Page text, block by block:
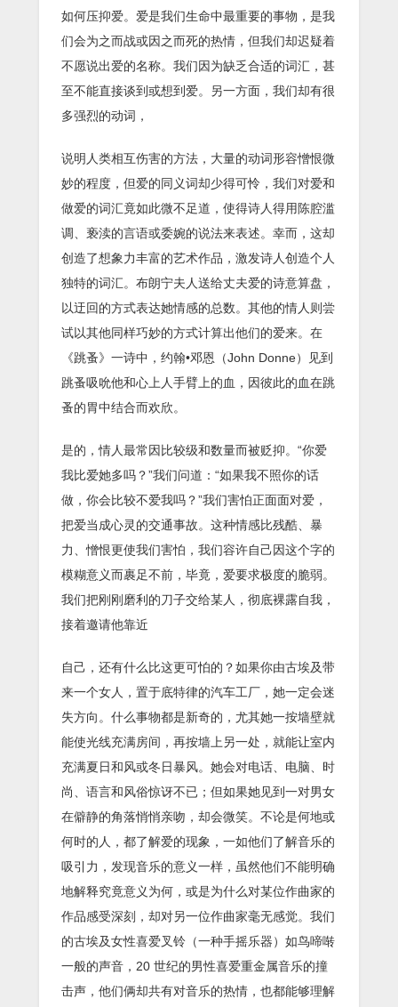
如何压抑爱。爱是我们生命中最重要的事物，是我
们会为之而战或因之而死的热情，但我们却迟疑着
不愿说出爱的名称。我们因为缺乏合适的词汇，甚
至不能直接谈到或想到爱。另一方面，我们却有很
多强烈的动词，
说明人类相互伤害的方法，大量的动词形容憎恨微
妙的程度，但爱的同义词却少得可怜，我们对爱和
做爱的词汇竟如此微不足道，使得诗人得用陈腔滥
调、亵渎的言语或委婉的说法来表述。幸而，这却
创造了想象力丰富的艺术作品，激发诗人创造个人
独特的词汇。布朗宁夫人送给丈夫爱的诗意算盘，
以迂回的方式表达她情感的总数。其他的情人则尝
试以其他同样巧妙的方式计算出他们的爱来。在
《跳蚤》一诗中，约翰•邓恩（John Donne）见到
跳蚤吸吮他和心上人手臂上的血，因彼此的血在跳
蚤的胃中结合而欢欣。
是的，情人最常因比较级和数量而被贬抑。“你爱
我比爱她多吗？”我们问道：“如果我不照你的话
做，你会比较不爱我吗？”我们害怕正面面对爱，
把爱当成心灵的交通事故。这种情感比残酷、暴
力、憎恨更使我们害怕，我们容许自己因这个字的
模糊意义而裹足不前，毕竟，爱要求极度的脆弱。
我们把刚刚磨利的刀子交给某人，彻底裸露自我，
接着邀请他靠近
自己，还有什么比这更可怕的？如果你由古埃及带
来一个女人，置于底特律的汽车工厂，她一定会迷
失方向。什么事物都是新奇的，尤其她一按墙壁就
能使光线充满房间，再按墙上另一处，就能让室内
充满夏日和风或冬日暴风。她会对电话、电脑、时
尚、语言和风俗惊讶不已；但如果她见到一对男女
在僻静的角落悄悄亲吻，却会微笑。不论是何地或
何时的人，都了解爱的现象，一如他们了解音乐的
吸引力，发现音乐的意义一样，虽然他们不能明确
地解释究竟意义为何，或是为什么对某位作曲家的
作品感受深刻，却对另一位作曲家毫无感觉。我们
的古埃及女性喜爱叉铃（一种手摇乐器）如鸟啼啭
一般的声音，20 世纪的男性喜爱重金属音乐的撞
击声，他们俩却共有对音乐的热情，也都能够理解